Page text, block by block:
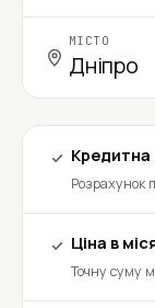
МІСТО
Дніпро
Кредитна
Розрахунок
Ціна в
Точну суму